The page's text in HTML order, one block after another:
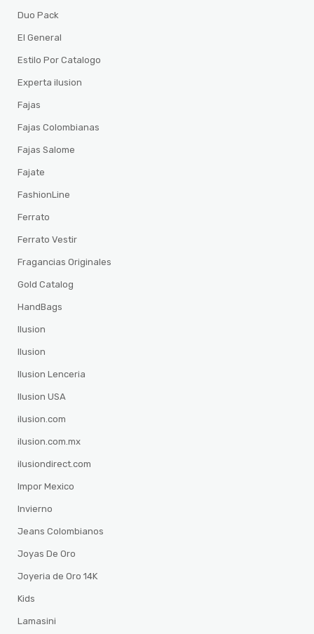
Duo Pack
El General
Estilo Por Catalogo
Experta ilusion
Fajas
Fajas Colombianas
Fajas Salome
Fajate
FashionLine
Ferrato
Ferrato Vestir
Fragancias Originales
Gold Catalog
HandBags
Ilusion
Ilusion
Ilusion Lenceria
Ilusion USA
ilusion.com
ilusion.com.mx
ilusiondirect.com
Impor Mexico
Invierno
Jeans Colombianos
Joyas De Oro
Joyeria de Oro 14K
Kids
Lamasini